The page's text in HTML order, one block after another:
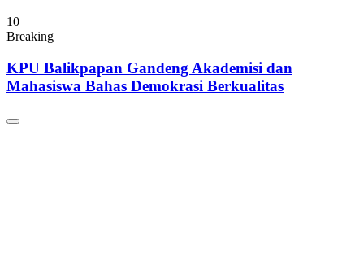
10
Breaking
KPU Balikpapan Gandeng Akademisi dan
Mahasiswa Bahas Demokrasi Berkualitas